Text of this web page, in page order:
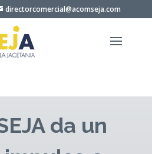
directorcomercial@acomseja.com
da un